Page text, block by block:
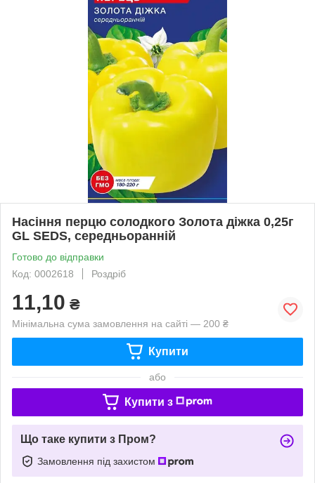
Насіння перцю солодкого Золота діжка 0,25г
GL SEDS, середньоранній
Готово до відправки
Код: 0002618
Роздріб
11,10 ₴
Мінімальна сума замовлення на сайті — 200 ₴
Купити
або
Купити з
Що таке купити з Пром?
Замовлення під захистом